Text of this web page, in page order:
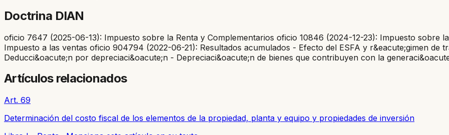
Doctrina DIAN
oficio 7647 (2025-06-13): Impuesto sobre la Renta y Complementarios oficio 10846 (2024-12-23): Impuesto sobre
Impuesto a las ventas oficio 904794 (2022-06-21): Resultados acumulados - Efecto del ESFA y r&eacute;gimen de
Deducci&oacute;n por depreciaci&oacute;n - Depreciaci&oacute;n de bienes que contribuyen con la
Artículos relacionados
Art. 69
Determinación del costo fiscal de los elementos de la propiedad, planta y equipo y propiedades de inversión